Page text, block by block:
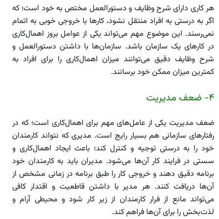
هر کاری دارای شرح وظایف و دستورالعمل مختص به خود است؛ که
اگر به درستی به افراد منتقل نشود، کار‌ها با خروجی خوبی به اتمام
نمی‌رسند. این موضوع مهم می‌تواند یکی از عوامل بروز اهمال‌کاری
در کار‌های یک سازمان باشد. سازمان‌ها با داشتن دستورالعمل و
شرح وظایف دقیق می‌توانند میزان اهمال‌کاری را برای افراد به
کمترین میزان ممکن خود برسانند.
۴- ضعف مدیریت
ضعف مدیریت یکی از عامل‌های مهم برای اهمال‌کاری است؛ که در
رفتار‌های سازمانی هم بسیار رایج است. مدیری که نتواند کارمندان
خود را به درستی توجیه و کنترل کند؛ باعث ایجاد اهمال‌کاری و
سستی در فرایند کار آن‌ها می‌شود. مدیران باید به کارمندان خود
برنامه دقیق دهند و خروجی کار را طبق برنامه در زمانی مشخص از
آن‌ها دریافت کنند. هر مدیر با داشتن قاطعیت و اقتدار کافی
می‌تواند مانع از فرار کارمندان از زیر کار شود و محیطی آرام و
لذت‌بخش را برای آن‌ها فراهم کند.